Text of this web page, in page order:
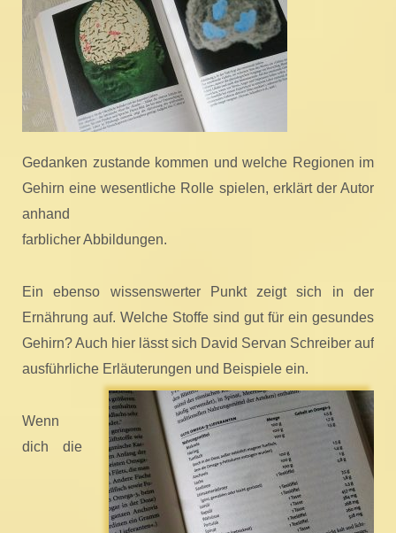
Gedanken zustande kommen und welche Regionen im
Gehirn eine wesentliche Rolle spielen, erklärt der Autor
anhand
farblicher Abbildungen.
Ein ebenso wissenswerter Punkt zeigt sich in der
Ernährung auf. Welche Stoffe sind gut für ein gesundes
Gehirn? Auch hier lässt sich David Servan Schreiber auf
ausführliche Erläuterungen und Beispiele ein.
Wenn
dich die